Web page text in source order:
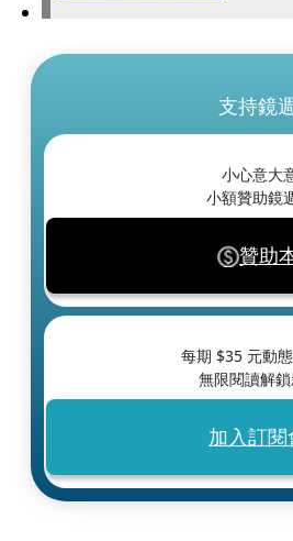
支持鏡
小心意大
小額贊助鏡
贊助
每期 $35 元動
無限閱讀解
加入訂閱